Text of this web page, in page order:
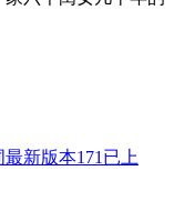
新版本171已上